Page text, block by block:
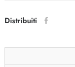
Distribuiti